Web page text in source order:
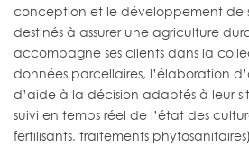
conception et le développement de
destinés à assurer une agriculture
accompagne ses clients dans la
données parcellaires, l’élaboration
d’aide à la décision adaptés à leur
suivi en temps réel de l’état des
fertilisants, traitements phytosanitaires).